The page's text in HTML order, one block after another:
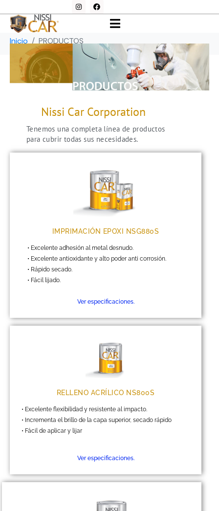
PRODUCTOS
Inicio PRODUCTOS
Nissi Car Corporation
Tenemos una completa línea de productos
para cubrir todas sus necesidades.
IMPRIMACIÓN EPOXI NSG880S
• Excelente adhesión al metal desnudo.
• Excelente antioxidante y alto poder anti corrosión.
• Rápido secado.
• Fácil lijado.
Ver especificaciones.
RELLENO ACRÍLICO NS800S
• Excelente flexibilidad y resistente al impacto.
• Incrementa el brillo de la capa superior, secado rápido
• Fácil de aplicar y lijar
Ver especificaciones.